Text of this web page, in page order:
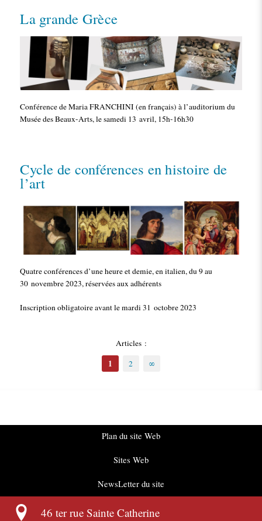
La grande Grèce
Conférence de Maria FRANCHINI (en français) à l’auditorium du
Musée des Beaux-Arts, le samedi 13 avril, 15h-16h30
Cycle de conférences en histoire de
l’art
Quatre conférences d’une heure et demie, en italien, du 9 au
30 novembre 2023, réservées aux adhérents
Inscription obligatoire avant le mardi 31 octobre 2023
Articles :
1 2 ∞
Plan du site Web
Sites Web
NewsLetter du site
46 ter rue Sainte Catherine